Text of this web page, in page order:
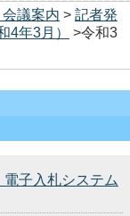
議案内 > 記者発
4年3月）
>令和3
子入札システム